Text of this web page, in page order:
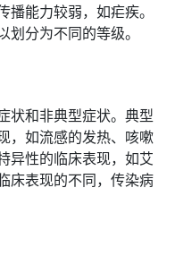
能力较弱，如疟疾。
分为不同的等级。
状和非典型症状。典型
，如流感的发热、咳嗽
异性的临床表现，如艾
床表现的不同，传染病